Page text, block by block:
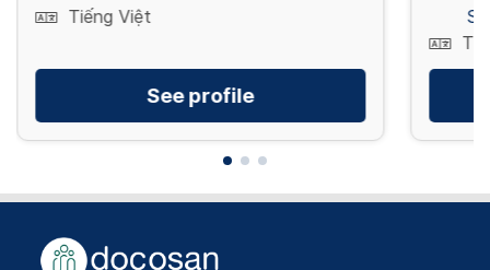
Tiếng Việt
See profile